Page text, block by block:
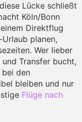
Lücke schließt
Köln/Bonn
Direktflug
planen,
Wer lieber
Transfer bucht,
den
bleiben und nur
Flüge nach